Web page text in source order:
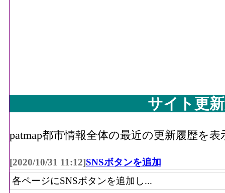
サイト更
patmap都市情報全体の最近の更新履歴を表
[2020/10/31 11:12]SNSボタンを追加
各ページにSNSボタンを追加し...